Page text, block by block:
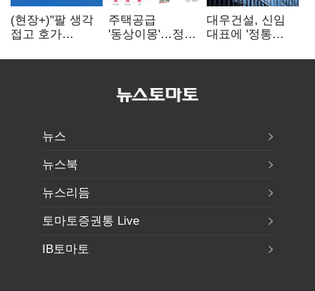
(현장+)"팔 생각
접고 호가
똘똘한 한 채'
주택공급
'동상이몽'…정부
없으면 '공수표'
대우건설, 신임
대표에 '정통
부사장 내정
뉴스
뉴스북
뉴스리듬
토마토증권통 Live
IB토마토